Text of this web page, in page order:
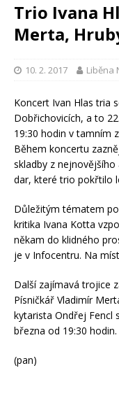
Trio Ivana
Merta,
10. 2. 2017 Liběna
Koncert Ivan Hlas tria
Dobřichovicích, a to
19:30 hodin v tamním
Během koncertu
skladby z nejnovějšího
dar, které trio pokřtilo
Důležitým tématem
kritika Ivana Kotta
někam do klidného
je v Infocentru. Na
Další zajímavá trojice
Písničkář Vladimír
kytarista Ondřej Fencl
března od 19:30 hodin.
(pan)